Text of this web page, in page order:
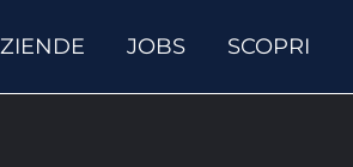
JOBS SCOPRI